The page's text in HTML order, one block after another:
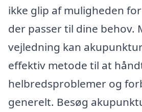
ikke glip af muligheden
der passer til dine behov.
vejledning kan
effektiv metode til at
helbredsproblemer og
generelt. Besøg